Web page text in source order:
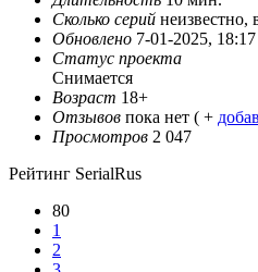
Сколько серий неизвестно,
Обновлено 7-01-2025,
Статус проекта
Снимается
Возраст 18+
Отзывов пока нет ( +
Просмотров 2 047
Рейтинг SerialRus
80
1
2